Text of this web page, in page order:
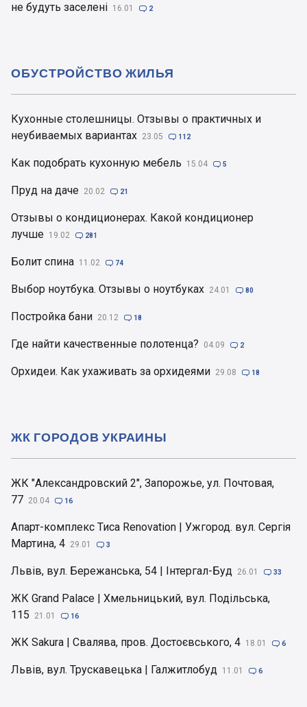
не будуть заселені 16.01  2
Кухонные столешницы. Отзывы о практичных и
неубиваемых вариантах 23.05  112
Как подобрать кухонную мебель 15.04  5
Пруд на даче 20.02  21
Отзывы о кондиционерах. Какой кондиционер
лучше 19.02  281
Болит спина 11.02  74
Выбор ноутбука. Отзывы о ноутбуках 24.01  80
Постройка бани 20.12  18
Где найти качественные полотенца? 04.09  2
Орхидеи. Как ухаживать за орхидеями 29.08  18
ОБУСТРОЙСТВО ЖИЛЬЯ
ЖК "Александровский 2", Запорожье, ул. Почтовая,
77 20.04  16
Апарт-комплекс Тиса Renovation | Ужгород. вул. Сергія
Мартина, 4 29.01  3
Львів, вул. Бережанська, 54 | Інтергал-Буд 26.01  33
ЖК Grand Palace | Хмельницький, вул. Подільська,
115
21.01  16
ЖК Sakura | Свалява, пров. Достоєвського, 4 18.01  6
Львів, вул. Трускавецька | Галжитлобуд 11.01  6
ЖК ГОРОДОВ УКРАИНЫ